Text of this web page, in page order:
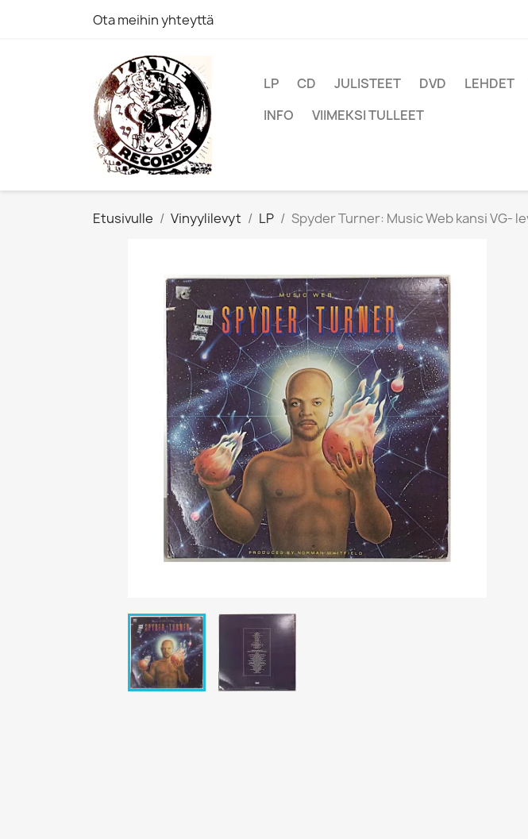
Ota meihin yhteyttä
LP CD JULISTEET DVD LEHDET
INFO
VIIMEKSI TULLEET
Etusivulle Vinyylilevyt LP Spyder Turner: Music Web kansi VG-